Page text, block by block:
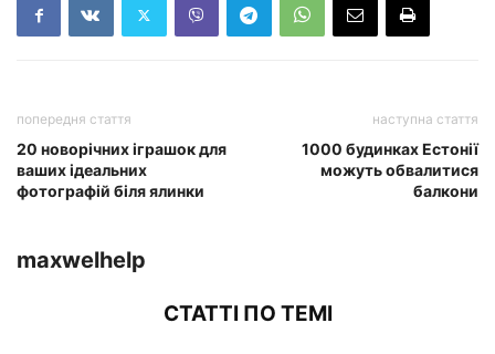
попередня стаття
20 новорічних іграшок для
ваших ідеальних
фотографій біля ялинки
наступна стаття
1000 будинках Естонії
можуть обвалитися
балкони
maxwelhelp
СТАТТІ ПО ТЕМІ